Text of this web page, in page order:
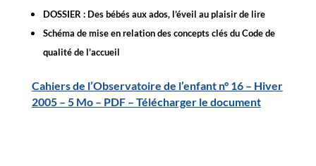
DOSSIER : Des bébés aux ados, l’éveil au plaisir de lire
Schéma de mise en relation des concepts clés du Code de
qualité de l’accueil
Cahiers de l’Observatoire de l’enfant n° 16 – Hiver
2005 – 5 Mo – PDF – Télécharger le document